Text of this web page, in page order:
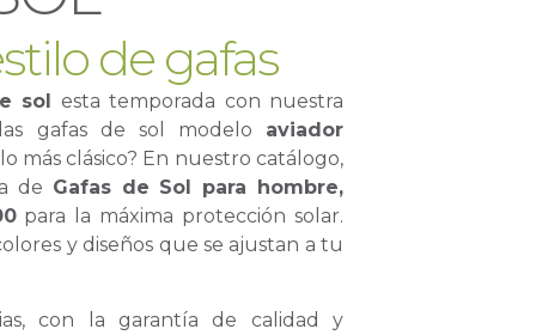
de gafas
sol
esta temporada con nuestra
gafas de sol modelo aviador
más clásico? En nuestro catálogo,
de Gafas de Sol para hombre,
para la máxima protección solar.
y diseños que se ajustan a tu
con la garantía de calidad y